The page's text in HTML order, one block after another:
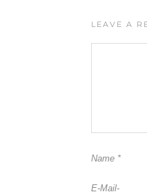
LEAVE A
Name *
E-Mail-